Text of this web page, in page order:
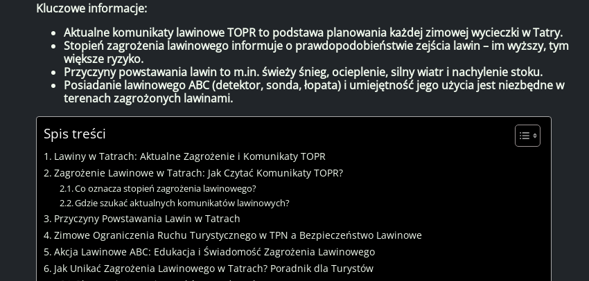
Kluczowe informacje:
Aktualne komunikaty lawinowe TOPR to podstawa planowania każdej zimowej wycieczki w Tatry.
Stopień zagrożenia lawinowego informuje o prawdopodobieństwie zejścia lawin – im wyższy, tym
większe ryzyko.
Przyczyny powstawania lawin to m.in. świeży śnieg, ocieplenie, silny wiatr i nachylenie stoku.
Posiadanie lawinowego ABC (detektor, sonda, łopata) i umiejętność jego użycia jest niezbędne w
terenach zagrożonych lawinami.
Spis treści
Lawiny w Tatrach: Aktualne Zagrożenie i Komunikaty TOPR
Zagrożenie Lawinowe w Tatrach: Jak Czytać Komunikaty TOPR?
Co oznacza stopień zagrożenia lawinowego?
Gdzie szukać aktualnych komunikatów lawinowych?
Przyczyny Powstawania Lawin w Tatrach
Zimowe Ograniczenia Ruchu Turystycznego w TPN a Bezpieczeństwo Lawinowe
Akcja Lawinowe ABC: Edukacja i Świadomość Zagrożenia Lawinowego
Jak Unikać Zagrożenia Lawinowego w Tatrach? Poradnik dla Turystów